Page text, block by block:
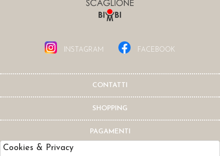
INSTAGRAM FACEBOOK
CONTATTI
SHOPPING
PAGAMENTI
Cookies & Privacy